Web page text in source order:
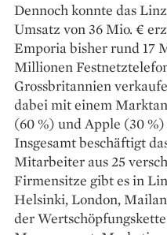
Dennoch konnte das
Umsatz von 36 Mio. €
Emporia bisher rund 17
Millionen
Grossbritannien
dabei mit einem
(60 %) und Apple (30
Insgesamt be­schäftigt
Mitarbeiter aus 25
Firmensitze gibt es in
Helsinki, London,
der